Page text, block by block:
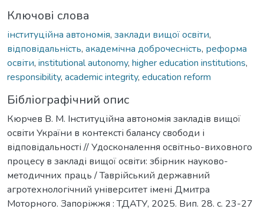
Ключові слова
інституційна автономія, заклади вищої освіти,
відповідальність, академічна доброчесність, реформа
освіти, institutional autonomy, higher education institutions,
responsibility, academic integrity, education reform
Бібліографічний опис
Кюрчев В. М. Інституційна автономія закладів вищої
освіти України в контексті балансу свободи і
відповідальності // Удосконалення освітньо-виховного
процесу в закладі вищої освіти: збірник науково-
методичних праць / Таврійський державний
агротехнологічний університет імені Дмитра
Моторного. Запоріжжя : ТДАТУ, 2025. Вип. 28. с. 23-27